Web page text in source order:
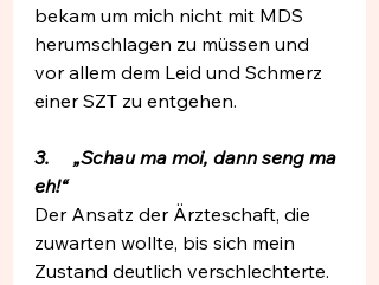
bekam um mich nicht mit MDS
herumschlagen zu müssen und
vor allem dem Leid und Schmerz
einer SZT zu entgehen.
3.     „Schau ma moi, dann seng ma
eh!“
Der Ansatz der Ärzteschaft, die
zuwarten wollte, bis sich mein
Zustand deutlich verschlechterte.